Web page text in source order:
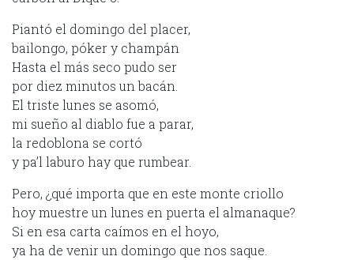
Piantó el domingo del placer,
bailongo, póker y champán
Hasta el más seco pudo ser
por diez minutos un bacán.
El triste lunes se asomó,
mi sueño al diablo fue a parar,
la redoblona se cortó
y pa’l laburo hay que rumbear.
Pero, ¿qué importa que en este monte criollo
hoy muestre un lunes en puerta el almanaque?
Si en esa carta caímos en el hoyo,
ya ha de venir un domingo que nos saque.